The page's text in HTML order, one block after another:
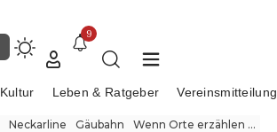
9
Kultur Leben & Ratgeber Vereinsmitteilung
Neckarline Gäubahn Wenn Orte erzählen ...